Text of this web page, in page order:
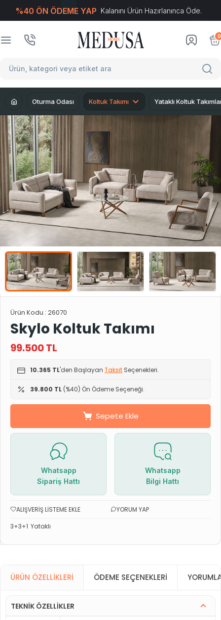
%40 ÖN ÖDEME YAP Kalanını Ürün Hazırlanınca Öde.
0
Oturma Odası Koltuk Takımı Yataklı Koltuk
Ürün Kodu : 26070
Skylo Koltuk Takımı
99.500TL
10.365 TL'den Başlayan Taksit Seçenekleri.
39.800 TL (%40) Ön Ödeme Seçeneği.
Sepete Ekle
Whatsapp
Sipariş Hattı
Whatsapp
Bilgi Hattı
ALIŞVERIŞ LISTEME EKLE
YORUM YAP
3+3+1 Yataklı
ÜRÜN ÖZELLIKLERI ÖDEME SEÇENEKLERI
TEKNİK ÖZELLİKLER
T-Soft E-Ticaret Sistemleriyle Hazırlanmıştır.